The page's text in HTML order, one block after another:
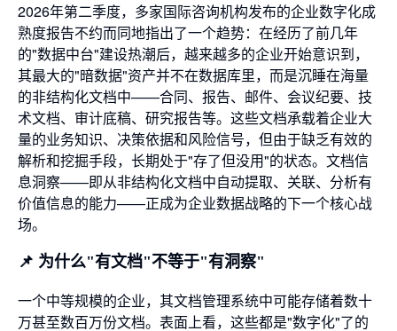
2026年第二季度，多家国际咨询机构发布的企业数字化成
熟度报告不约而同地指出了一个趋势：在经历了前几年
的"数据中台"建设热潮后，越来越多的企业开始意识到，
其最大的"暗数据"资产并不在数据库里，而是沉睡在海量
的非结构化文档中——合同、报告、邮件、会议纪要、技
术文档、审计底稿、研究报告等。这些文档承载着企业大
量的业务知识、决策依据和风险信号，但由于缺乏有效的
解析和挖掘手段，长期处于"存了但没用"的状态。文档信
息洞察——即从非结构化文档中自动提取、关联、分析有
价值信息的能力——正成为企业数据战略的下一个核心战
场。
📌 为什么"有文档"不等于"有洞察"
一个中等规模的企业，其文档管理系统中可能存储着数十
万甚至数百万份文档。表面上看，这些都是"数字化"了的